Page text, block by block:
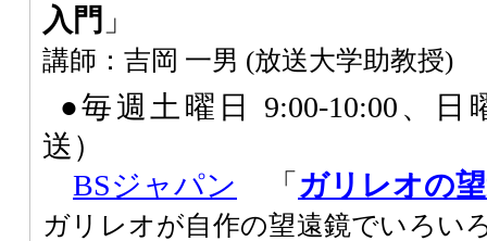
入門 」
講師：吉岡 一男 (放送大学助教授)
●毎週土曜日 9:00-10:00、日
送）
BSジャパン 「 ガリレオの
ガリレオが自作の望遠鏡でいろい